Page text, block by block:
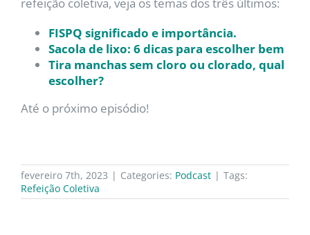
FISPQ significado e importância.
Sacola de lixo: 6 dicas para escolher bem
Tira manchas sem cloro ou clorado, qual
escolher?
Até o próximo episódio!
fevereiro 7th, 2023 | Categories: Podcast | Tags:
Refeição Coletiva